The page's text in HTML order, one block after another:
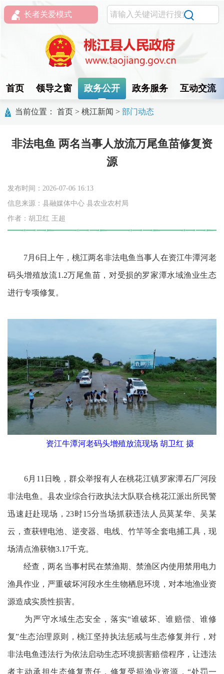
长者关爱模式
首页 领导之窗 政务公开 政务服务 互动交流
当前位置： 首页 > 桃江新闻 > 部门动态
非法电鱼 两名当事人放流万尾鱼苗修复资
源
发布时间：2026-07-06 16:13
信息来源：县融媒体中心 县农业农村局
作者：胡卫红 王超
7月6日上午，桃江两名非法电鱼当事人在资江牛潭河老
码头增殖放流1.2万尾鱼苗，对受损的罗家潭水域渔业生态
进行专项修复。
资江牛潭河老码头增殖放流现场 胡卫红 摄
6月11日晚，群众举报有人在桃花江镇罗家潭石厂河段
非法电鱼。县农业综合行政执法大队联合桃花江派出所民警
迅速赶赴现场，23时15分当场抓获违法人员莫某华、吴某
云，查获锂电池、逆变器、电线、竹竿等全套电捕工具，现
场清点渔获物3.17千克。
经查，两名当事村民在禁渔期、禁渔区内使用禁用电力
渔具作业，严重破坏河段水生生物栖息环境，对本地渔业资
源造成实质性损害。
为严守水域生态安全，落实“谁破坏、谁赔偿、谁修
复”生态治理原则，桃江坚持执法惩戒与生态修复并行，对
非法电鱼违法行为依法启动生态环境损害赔偿程序，让违法
者主动承担生态修复责任，修复受损渔业资源，“处罚一